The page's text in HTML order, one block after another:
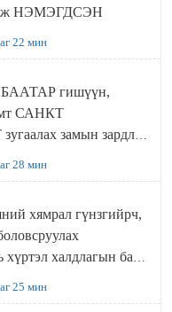
НЭМЭГДСЭН
22 мин
гишүүн,
САНКТ
замын зардлаа
28 мин
хямрал гүнзгийрч,
халдлагын бай
25 мин